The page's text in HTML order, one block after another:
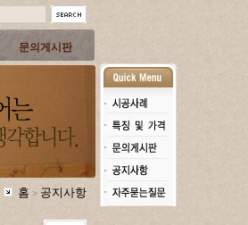
문의게시판
홈 > 공지사항